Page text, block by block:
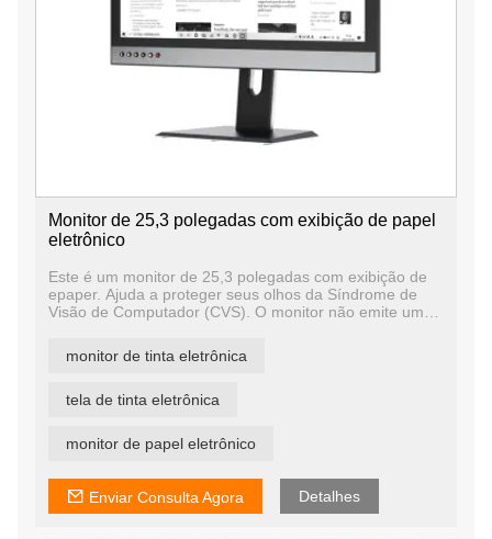
Monitor de 25,3 polegadas com exibição de papel
eletrônico
Este é um monitor de 25,3 polegadas com exibição de
epaper. Ajuda a proteger seus olhos da Síndrome de
Visão de Computador (CVS). O monitor não emite uma
dores de cabeça e insônia. Com o E-ink Monitor, seus
olhos estarão protegidos enquanto escreve código ou
monitor de tinta eletrônica
tela de tinta eletrônica
monitor de papel eletrônico
Enviar Consulta Agora Detalhes